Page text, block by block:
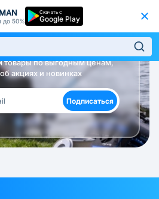
до 50%
Скачать с
Google Play
в курсе!
товары по выгодным ценам,
акциях и новинках
Подписаться